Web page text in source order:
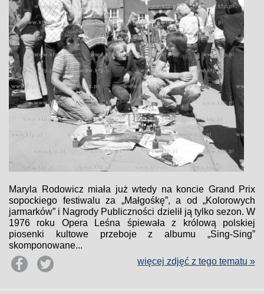
Maryla Rodowicz miała już wtedy na koncie Grand Prix
sopockiego festiwalu za „Małgośkę”, a od „Kolorowych
jarmarków” i Nagrody Publiczności dzielił ją tylko sezon. W
1976 roku Opera Leśna śpiewała z królową polskiej
piosenki kultowe przeboje z albumu „Sing-Sing”
skomponowane...
więcej zdjęć z tego tematu »